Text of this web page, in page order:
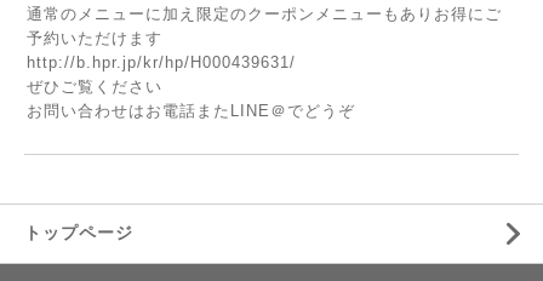
通常のメニューに加え限定のクーポンメニューもありお得にご
予約いただけます
http://b.hpr.jp/kr/hp/H000439631/
ぜひご覧ください
お問い合わせはお電話またLINE＠でどうぞ
トップページ